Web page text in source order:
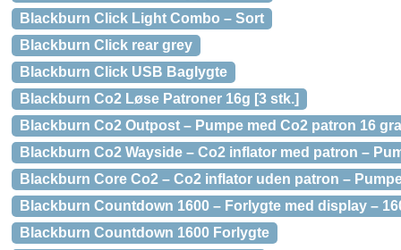
Blackburn Click Light Combo – Sort
Blackburn Click rear grey
Blackburn Click USB Baglygte
Blackburn Co2 Løse Patroner 16g [3 stk.]
Blackburn Co2 Outpost – Pumpe med Co2 patron 16
Blackburn Co2 Wayside – Co2 inflator med patron –
Blackburn Core Co2 – Co2 inflator uden patron –
Blackburn Countdown 1600 – Forlygte med display –
Blackburn Countdown 1600 Forlygte